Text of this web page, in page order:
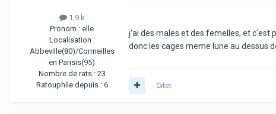
1,9 k
Pronom : elle
Localisation :
Abbeville(80)/Cormeilles
en Parisis(95)
Nombre de rats : 23
Ratouphile depuis : 6
j'ai des males et des femelles, et c'est
donc les cages meme lune au dessus
Citer